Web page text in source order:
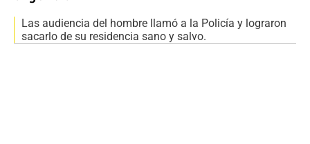
Las audiencia del hombre llamó a la Policía y lograron
sacarlo de su residencia sano y salvo.